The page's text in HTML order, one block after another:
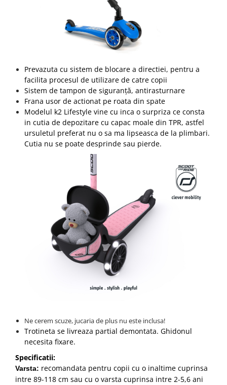
Prevazuta cu sistem de blocare a directiei, pentru a
facilita procesul de utilizare de catre copii
Sistem de tampon de siguranță, antirasturnare
Frana usor de actionat pe roata din spate
Modelul k2 Lifestyle vine cu inca o surpriza ce consta
in cutia de depozitare cu capac moale din TPR, astfel
ursuletul preferat nu o sa ma lipseasca de la plimbari.
Cutia nu se poate desprinde sau pierde.
Ne cerem scuze, jucaria de plus nu este inclusa!
Trotineta se livreaza partial demontata. Ghidonul
necesita fixare.
Specificatii:
Varsta: recomandata pentru copii cu o inaltime cuprinsa
intre 89-118 cm sau cu o varsta cuprinsa intre 2-5,6 ani